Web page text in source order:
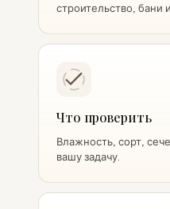
строительство, бани
Что проверить
Влажность, сорт,
вашу задачу.